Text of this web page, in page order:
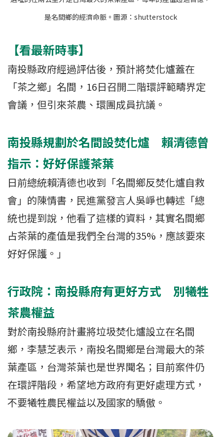
是名間鄉的經濟命脈。圖源：shutterstock
【看最新時事】
南投縣政府經過評估後，預計將焚化爐蓋在
「茶之鄉」名間，16日召開⼆階環評範疇界定
會議，但引來茶農、環團成員抗議。
南投縣規劃於名間設焚化爐 賴清德曾
指示：好好保護茶葉
日前總統賴清德也收到「名間鄉反焚化爐自救
會」的陳情書，民進黨發言人吳崢也轉述「總
統也提到說，他看了這樣的資料，其實名間鄉
占茶葉的產值是我們全台灣的35%，應該要來
好好保護。」
行政院：南投縣府有更好方式 別犧牲
茶農權益
對於南投縣府計畫將垃圾焚化爐設立在名間
鄉，李慧芝表示，南投名間鄉是台灣最大的茶
葉產區，台灣茶葉也是世界聞名；目前案件仍
在環評階段，希望地方政府有更好處理方式，
不要犧牲農民權益以及國家的驕傲。